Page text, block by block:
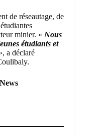
de réseautage, de
minier. « Nous
étudiants et
a déclaré